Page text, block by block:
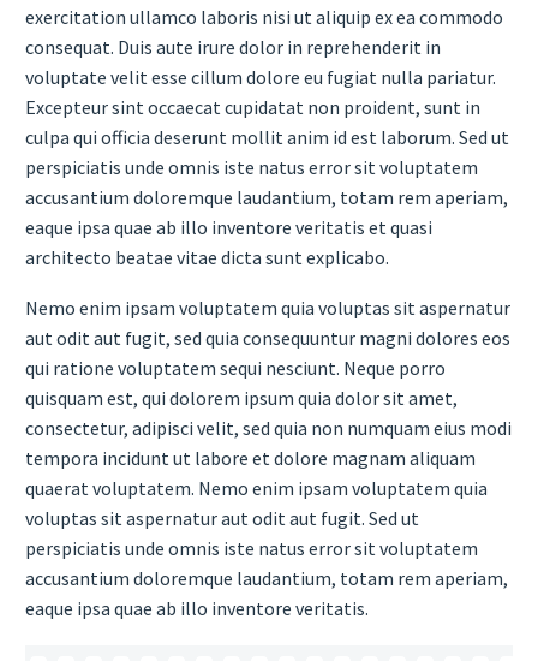
exercitation ullamco laboris nisi ut aliquip ex ea commodo
consequat. Duis aute irure dolor in reprehenderit in
voluptate velit esse cillum dolore eu fugiat nulla pariatur.
Excepteur sint occaecat cupidatat non proident, sunt in
culpa qui officia deserunt mollit anim id est laborum. Sed ut
perspiciatis unde omnis iste natus error sit voluptatem
accusantium doloremque laudantium, totam rem aperiam,
eaque ipsa quae ab illo inventore veritatis et quasi
architecto beatae vitae dicta sunt explicabo.
Nemo enim ipsam voluptatem quia voluptas sit aspernatur
aut odit aut fugit, sed quia consequuntur magni dolores eos
qui ratione voluptatem sequi nesciunt. Neque porro
quisquam est, qui dolorem ipsum quia dolor sit amet,
consectetur, adipisci velit, sed quia non numquam eius modi
tempora incidunt ut labore et dolore magnam aliquam
quaerat voluptatem. Nemo enim ipsam voluptatem quia
voluptas sit aspernatur aut odit aut fugit. Sed ut
perspiciatis unde omnis iste natus error sit voluptatem
accusantium doloremque laudantium, totam rem aperiam,
eaque ipsa quae ab illo inventore veritatis.